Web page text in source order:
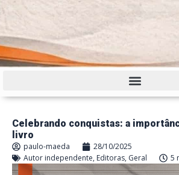
Celebrando conquistas: a
livro
paulo-maeda
28/10/2025
Autor independente, Editoras, Geral 5